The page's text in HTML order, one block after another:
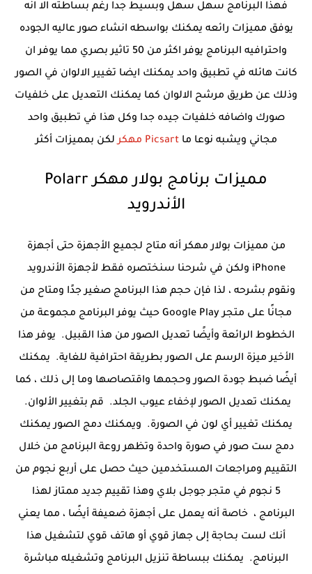
فهذا البرنامج سهل سهل وبسيط جدا رغم بساطته الا انه
يوفق مميزات رائعه يمكنك بواسطه انشاء صور عاليه الجوده
واحترافيه البرنامج يوفر اكثر من 50 تاثير بصري مما يوفر ان
كانت هائله في تطبيق واحد يمكنك ايضا تغيير الالوان في الصور
وذلك عن طريق مرشح الالوان كما يمكنك التعديل على خلفيات
صورك واضافه خلفيات جيده جدا وكل هذا في تطبيق واحد
مجاني ويشبه نوعا ماPicsart مهكر لكن بمميزات أكثر
مميزات برنامج بولار مهكر Polarr
الأندرويد
من مميزات بولار مهكر أنه متاح لجميع الأجهزة حتى أجهزة
iPhone ولكن في شرحنا سنختصره فقط لأجهزة الأندرويد
ونقوم بشرحه ، لذا فإن حجم هذا البرنامج صغير جدًا ومتاح من
مجانًا على متجر Google Play حيث يوفر البرنامج مجموعة من
الخطوط الرائعة وأيضًا تعديل الصور من هذا القبيل. يوفر هذا
الأخير ميزة الرسم على الصور بطريقة احترافية للغاية. يمكنك
أيضًا ضبط جودة الصور وحجمها واقتصاصها وما إلى ذلك ، كما
يمكنك تعديل الصور لإخفاء عيوب الجلد. قم بتغيير الألوان.
يمكنك تغيير أي لون في الصورة. ويمكنك دمج الصور يمكنك
دمج ست صور في صورة واحدة وتظهر روعة البرنامج من خلال
التقييم ومراجعات المستخدمين حيث حصل على أربع نجوم من
5 نجوم في متجر جوجل بلاي وهذا تقييم جديد ممتاز لهذا
البرنامج ، خاصة أنه يعمل على أجهزة ضعيفة أيضًا ، مما يعني
أنك لست بحاجة إلى جهاز قوي أو هاتف قوي لتشغيل هذا
البرنامج. يمكنك ببساطة تنزيل البرنامج وتشغيله مباشرة